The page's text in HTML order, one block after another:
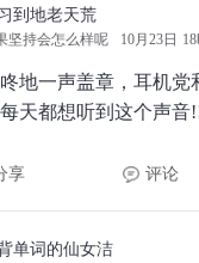
到地老天荒
坚持会怎么样呢 10月23日
地一声盖章，耳机党
天都想听到这个声音
享 评论
单词的仙女洁